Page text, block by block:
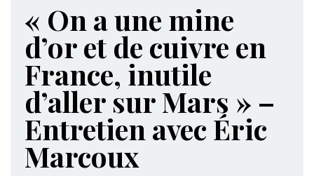
« On a une mine
d’or et de cuivre en
France, inutile
d’aller sur Mars » –
Entretien avec Éric
Marcoux